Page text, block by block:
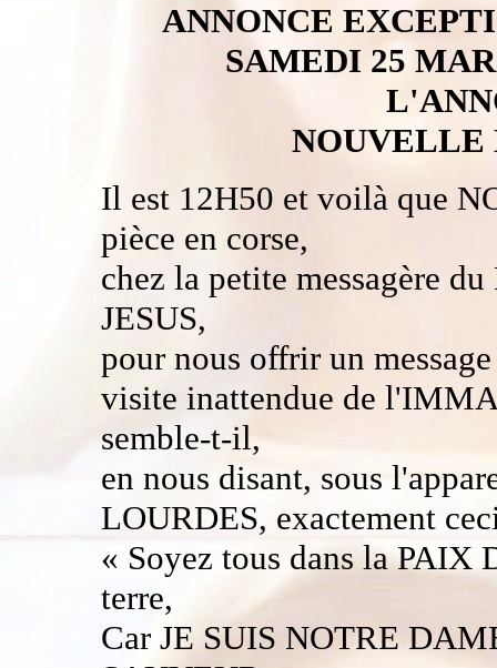
ANNONCE
SAMEDI 25
NOUVELLE
Il est 12H50 et voilà que
pièce en corse,
chez la petite messagère
JESUS,
pour nous offrir un
visite inattendue de
semble-t-il,
en nous disant, sous
LOURDES, exactement
« Soyez tous dans la PAIX
terre,
Car JE SUIS NOTRE